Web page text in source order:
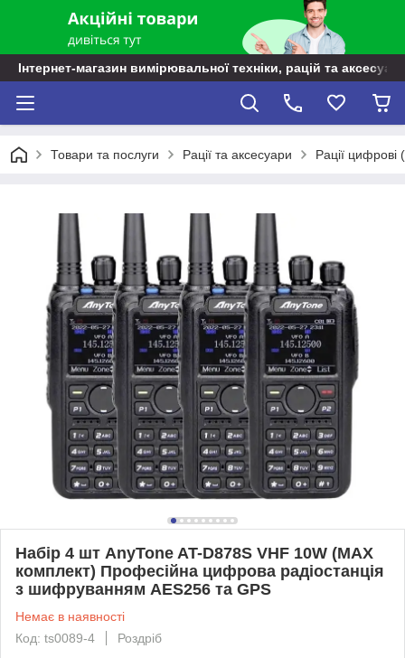
Інтернет-магазин вимірювальної техніки, рацій та
Товари та послуги Рації та аксесуари Рації цифрові
Набір 4 шт AnyTone AT-D878S VHF 10W (MAX
комплект) Професійна цифрова радіостанція
з шифруванням AES256 та GPS
Немає в наявності
Код: ts0089-4
Роздріб